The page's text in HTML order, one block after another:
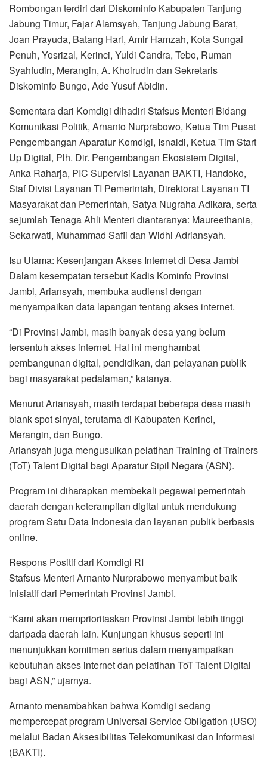
Rombongan terdiri dari Diskominfo Kabupaten Tanjung
Jabung Timur, Fajar Alamsyah, Tanjung Jabung Barat,
Joan Prayuda, Batang Hari, Amir Hamzah, Kota Sungai
Penuh, Yosrizal, Kerinci, Yuldi Candra, Tebo, Ruman
Syahfudin, Merangin, A. Khoirudin dan Sekretaris
Diskominfo Bungo, Ade Yusuf Abidin.
Sementara dari Komdigi dihadiri Stafsus Menteri Bidang
Komunikasi Politik, Arnanto Nurprabowo, Ketua Tim Pusat
Pengembangan Aparatur Komdigi, Isnaldi, Ketua Tim Start
Up Digital, Plh. Dir. Pengembangan Ekosistem Digital,
Anka Raharja, PIC Supervisi Layanan BAKTI, Handoko,
Staf Divisi Layanan TI Pemerintah, Direktorat Layanan TI
Masyarakat dan Pemerintah, Satya Nugraha Adikara, serta
sejumlah Tenaga Ahli Menteri diantaranya: Maureethania,
Sekarwati, Muhammad Safii dan Widhi Adriansyah.
Isu Utama: Kesenjangan Akses Internet di Desa Jambi
Dalam kesempatan tersebut Kadis Kominfo Provinsi
Jambi, Ariansyah, membuka audiensi dengan
menyampaikan data lapangan tentang akses internet.
“Di Provinsi Jambi, masih banyak desa yang belum
tersentuh akses internet. Hal ini menghambat
pembangunan digital, pendidikan, dan pelayanan publik
bagi masyarakat pedalaman,” katanya.
Menurut Ariansyah, masih terdapat beberapa desa masih
blank spot sinyal, terutama di Kabupaten Kerinci,
Merangin, dan Bungo.
Ariansyah juga mengusulkan pelatihan Training of Trainers
(ToT) Talent Digital bagi Aparatur Sipil Negara (ASN).
Program ini diharapkan membekali pegawai pemerintah
daerah dengan keterampilan digital untuk mendukung
program Satu Data Indonesia dan layanan publik berbasis
online.
Respons Positif dari Komdigi RI
Stafsus Menteri Arnanto Nurprabowo menyambut baik
inisiatif dari Pemerintah Provinsi Jambi.
“Kami akan memprioritaskan Provinsi Jambi lebih tinggi
daripada daerah lain. Kunjungan khusus seperti ini
menunjukkan komitmen serius dalam menyampaikan
kebutuhan akses internet dan pelatihan ToT Talent Digital
bagi ASN,” ujarnya.
Arnanto menambahkan bahwa Komdigi sedang
mempercepat program Universal Service Obligation (USO)
melalui Badan Aksesibilitas Telekomunikasi dan Informasi
(BAKTI).